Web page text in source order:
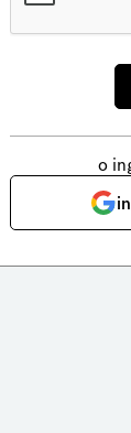
o